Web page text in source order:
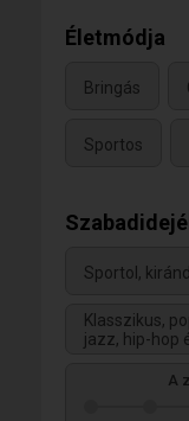
Életmódja
Bringás
Sportos
Sportol,
Klasszikus,
jazz, hip-hop
A